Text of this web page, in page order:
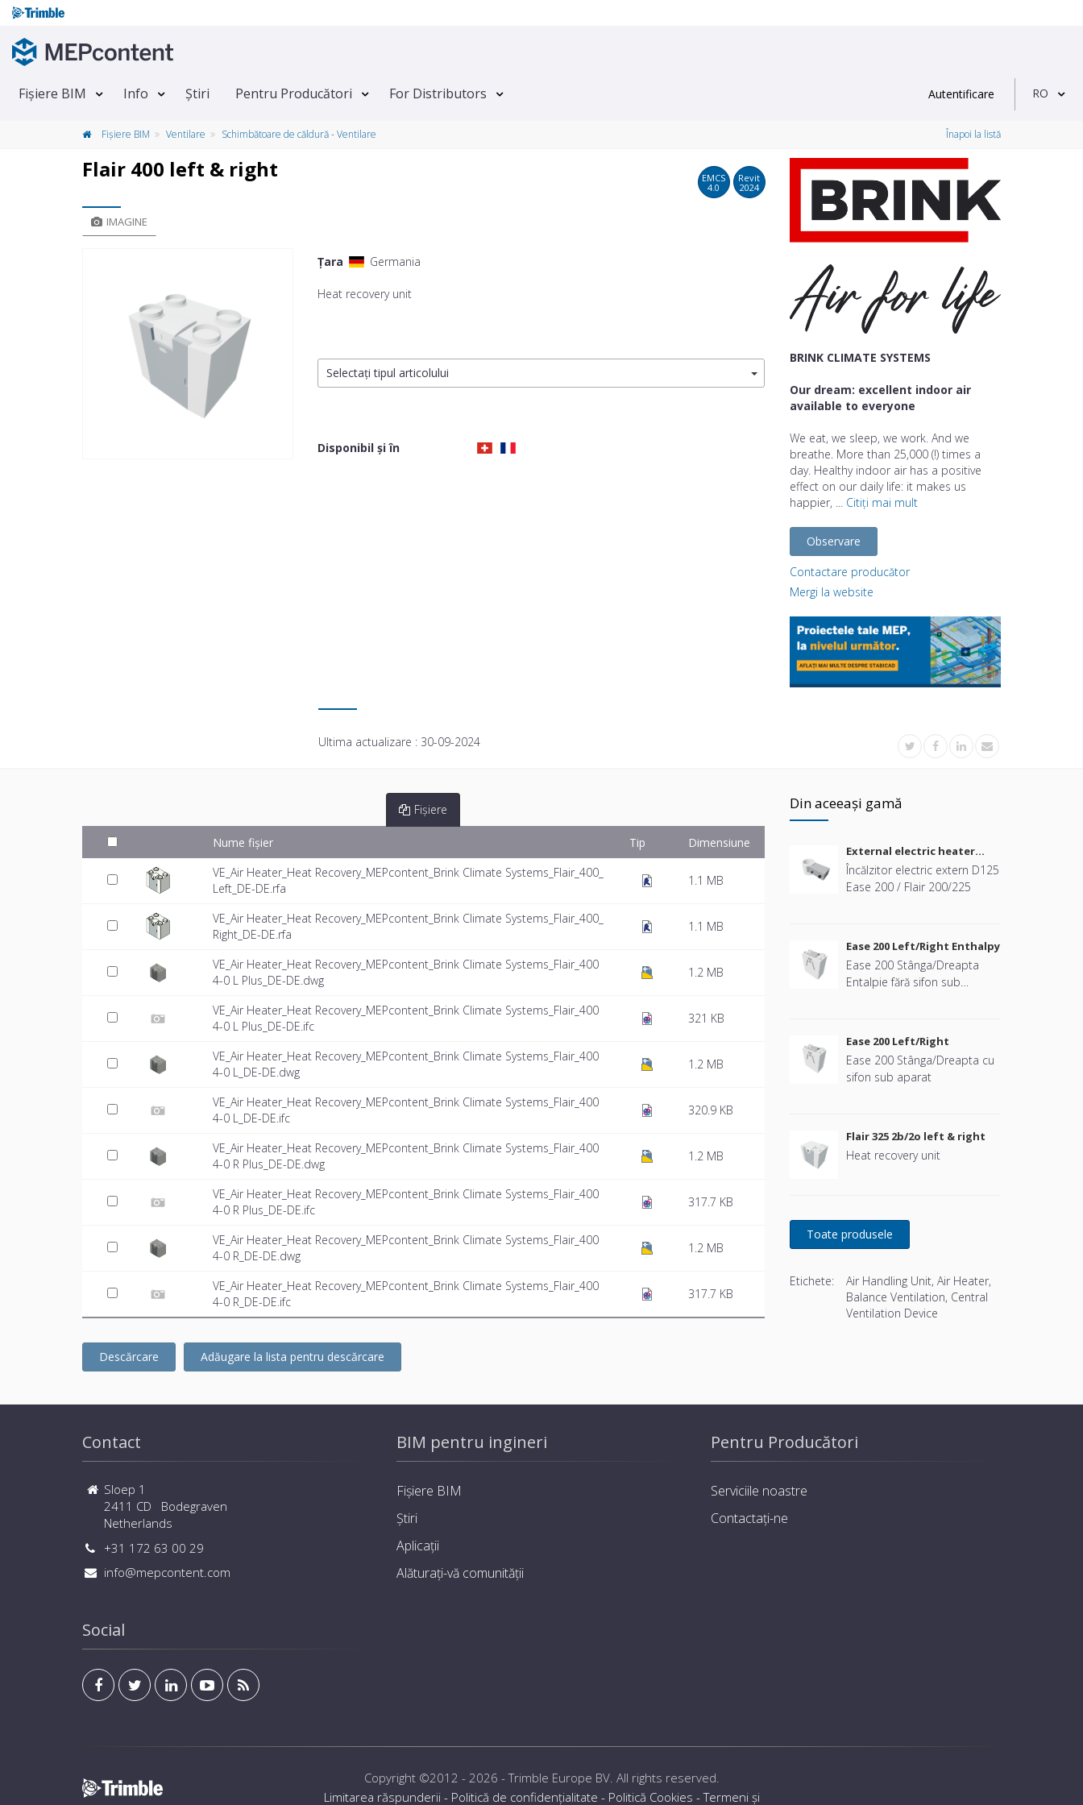
Fișiere BIM Info Știri Pentru Producători For Distributors Autentificare RO
Fișiere BIM Ventilare Schimbătoare de căldură - Ventilare Înapoi la listă
Flair 400 left & right
EMCS
4.0
Revit
2024
IMAGINE
Țara Germania
Heat recovery unit
Selectați tipul articolului
Disponibil și în
BRINK CLIMATE SYSTEMS
Our dream: excellent indoor air
available to everyone
We eat, we sleep, we work. And we
breathe. More than 25,000 (!) times a
day. Healthy indoor air has a positive
effect on our daily life: it makes us
happier, ... Citiți mai mult
Observare
Contactare producător
Mergi la website
Ultima actualizare : 30-09-2024
Fișiere
Nume fișier Tip
Dimensiune
VE_Air Heater_Heat Recovery_MEPcontent_Brink Climate Systems_Flair_400_
Left_DE-DE.rfa
1.1 MB
VE_Air Heater_Heat Recovery_MEPcontent_Brink Climate Systems_Flair_400_
Right_DE-DE.rfa
1.1 MB
VE_Air Heater_Heat Recovery_MEPcontent_Brink Climate Systems_Flair_400
4-0 L Plus_DE-DE.dwg
1.2 MB
VE_Air Heater_Heat Recovery_MEPcontent_Brink Climate Systems_Flair_400
4-0 L Plus_DE-DE.ifc
321 KB
VE_Air Heater_Heat Recovery_MEPcontent_Brink Climate Systems_Flair_400
4-0 L_DE-DE.dwg
1.2 MB
VE_Air Heater_Heat Recovery_MEPcontent_Brink Climate Systems_Flair_400
4-0 L_DE-DE.ifc
320.9 KB
VE_Air Heater_Heat Recovery_MEPcontent_Brink Climate Systems_Flair_400
4-0 R Plus_DE-DE.dwg
1.2 MB
VE_Air Heater_Heat Recovery_MEPcontent_Brink Climate Systems_Flair_400
4-0 R Plus_DE-DE.ifc
317.7 KB
VE_Air Heater_Heat Recovery_MEPcontent_Brink Climate Systems_Flair_400
4-0 R_DE-DE.dwg
1.2 MB
VE_Air Heater_Heat Recovery_MEPcontent_Brink Climate Systems_Flair_400
4-0 R_DE-DE.ifc
317.7 KB
Descărcare Adăugare la lista pentru descărcare
Din aceeași gamă
External electric heater
D125 Ease 200 / Flair 200/225
Încălzitor electric extern D125
Ease 200 / Flair 200/225
Ease 200 Left/Right Enthalpy
Ease 200 Stânga/Dreapta
Entalpie fără sifon sub
Ease 200 Left/Right
Ease 200 Stânga/Dreapta cu
sifon sub aparat
Flair 325 2b/2o left & right
Heat recovery unit
Etichete:
Air Handling Unit, Air Heater,
Balance Ventilation, Central
Ventilation Device
Contact
Sloep 1
2411 CD Bodegraven
Netherlands
+31 172 63 00 29
info@mepcontent.com
Social
BIM pentru ingineri
Fișiere BIM
Știri
Aplicații
Alăturați-vă comunității
Pentru Producători
Serviciile noastre
Contactați-ne
Copyright ©2012 - 2026 -Trimble Europe BV. All rights reserved.
Limitarea răspunderii - Politică de confidențialitate - Politică Cookies -Termeni și